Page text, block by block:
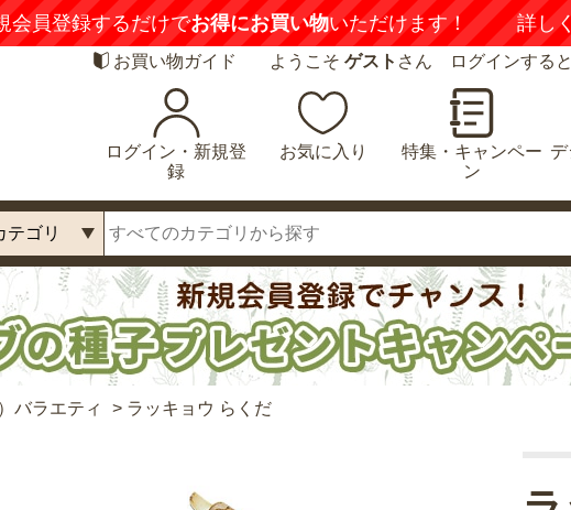
会員登録するだけでお得にお買い物いただけます！ 詳し
お買い物ガイド ようこそ ゲスト さん ログインすると
ログイン・新規登
録
お気に入り
特集・キャンペー
ン
バラエティ > ラッキョウ らくだ